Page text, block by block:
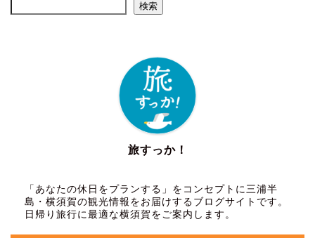
検索
旅すっか！
「あなたの休日をプランする」をコンセプトに三浦半
島・横須賀の観光情報をお届けするブログサイトです。
日帰り旅行に最適な横須賀をご案内します。